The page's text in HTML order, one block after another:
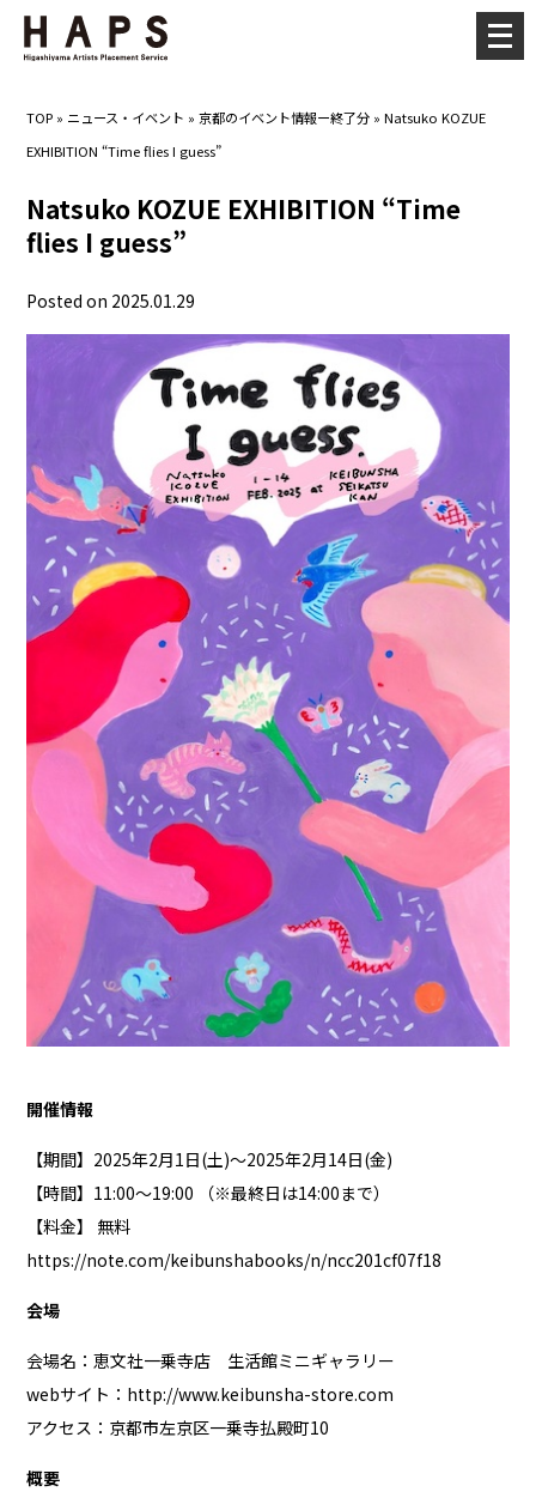
TOP » ニュース・イベント »京都のイベント情報ー終了分 »Natsuko KOZUE
EXHIBITION “Time flies I guess”
Natsuko KOZUE EXHIBITION “Time
flies I guess”
Posted on 2025.01.29
開催情報
【期間】2025年2月1日(土)～2025年2月14日(金)
【時間】11:00～19:00 （※最終日は14:00まで）
【料金】 無料
https://note.com/keibunshabooks/n/ncc201cf07f18
会場
会場名：恵文社一乗寺店 生活館ミニギャラリー
webサイト： http://www.keibunsha-store.com
アクセス：京都市左京区一乗寺払殿町10
概要
メ
ニ
ー